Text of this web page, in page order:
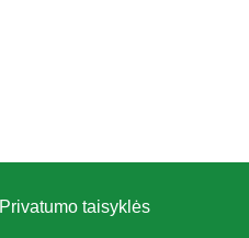
Privatumo taisyklės